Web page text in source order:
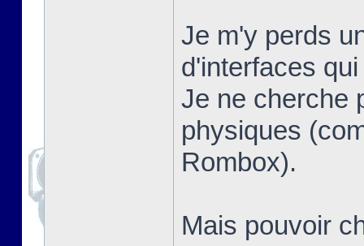
Je m'y perds
d'interfaces
Je ne cherche
physiques
Rombox).
Mais pouvoir